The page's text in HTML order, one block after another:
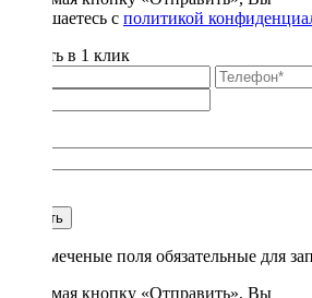
соглашаетесь с политикой
Купить в 1 клик
Купить
* - отмеченые поля обязательные для
Нажимая кнопку «Отправить», Вы